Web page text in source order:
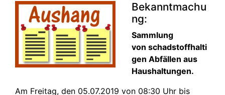
Bekanntmachu
ng:
Sammlung
von schadstoffhalti
gen Abfällen aus
Haushaltungen.
Am Freitag, den 05.07.2019 von 08:30 Uhr bis